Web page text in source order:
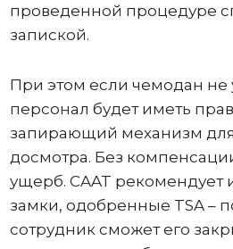
проведенной процедуре
запиской.
При этом если чемодан не
персонал будет иметь
запирающий механизм
досмотра. Без
ущерб. CAAT рекомендует
замки, одобренные TSA –
сотрудник сможет его